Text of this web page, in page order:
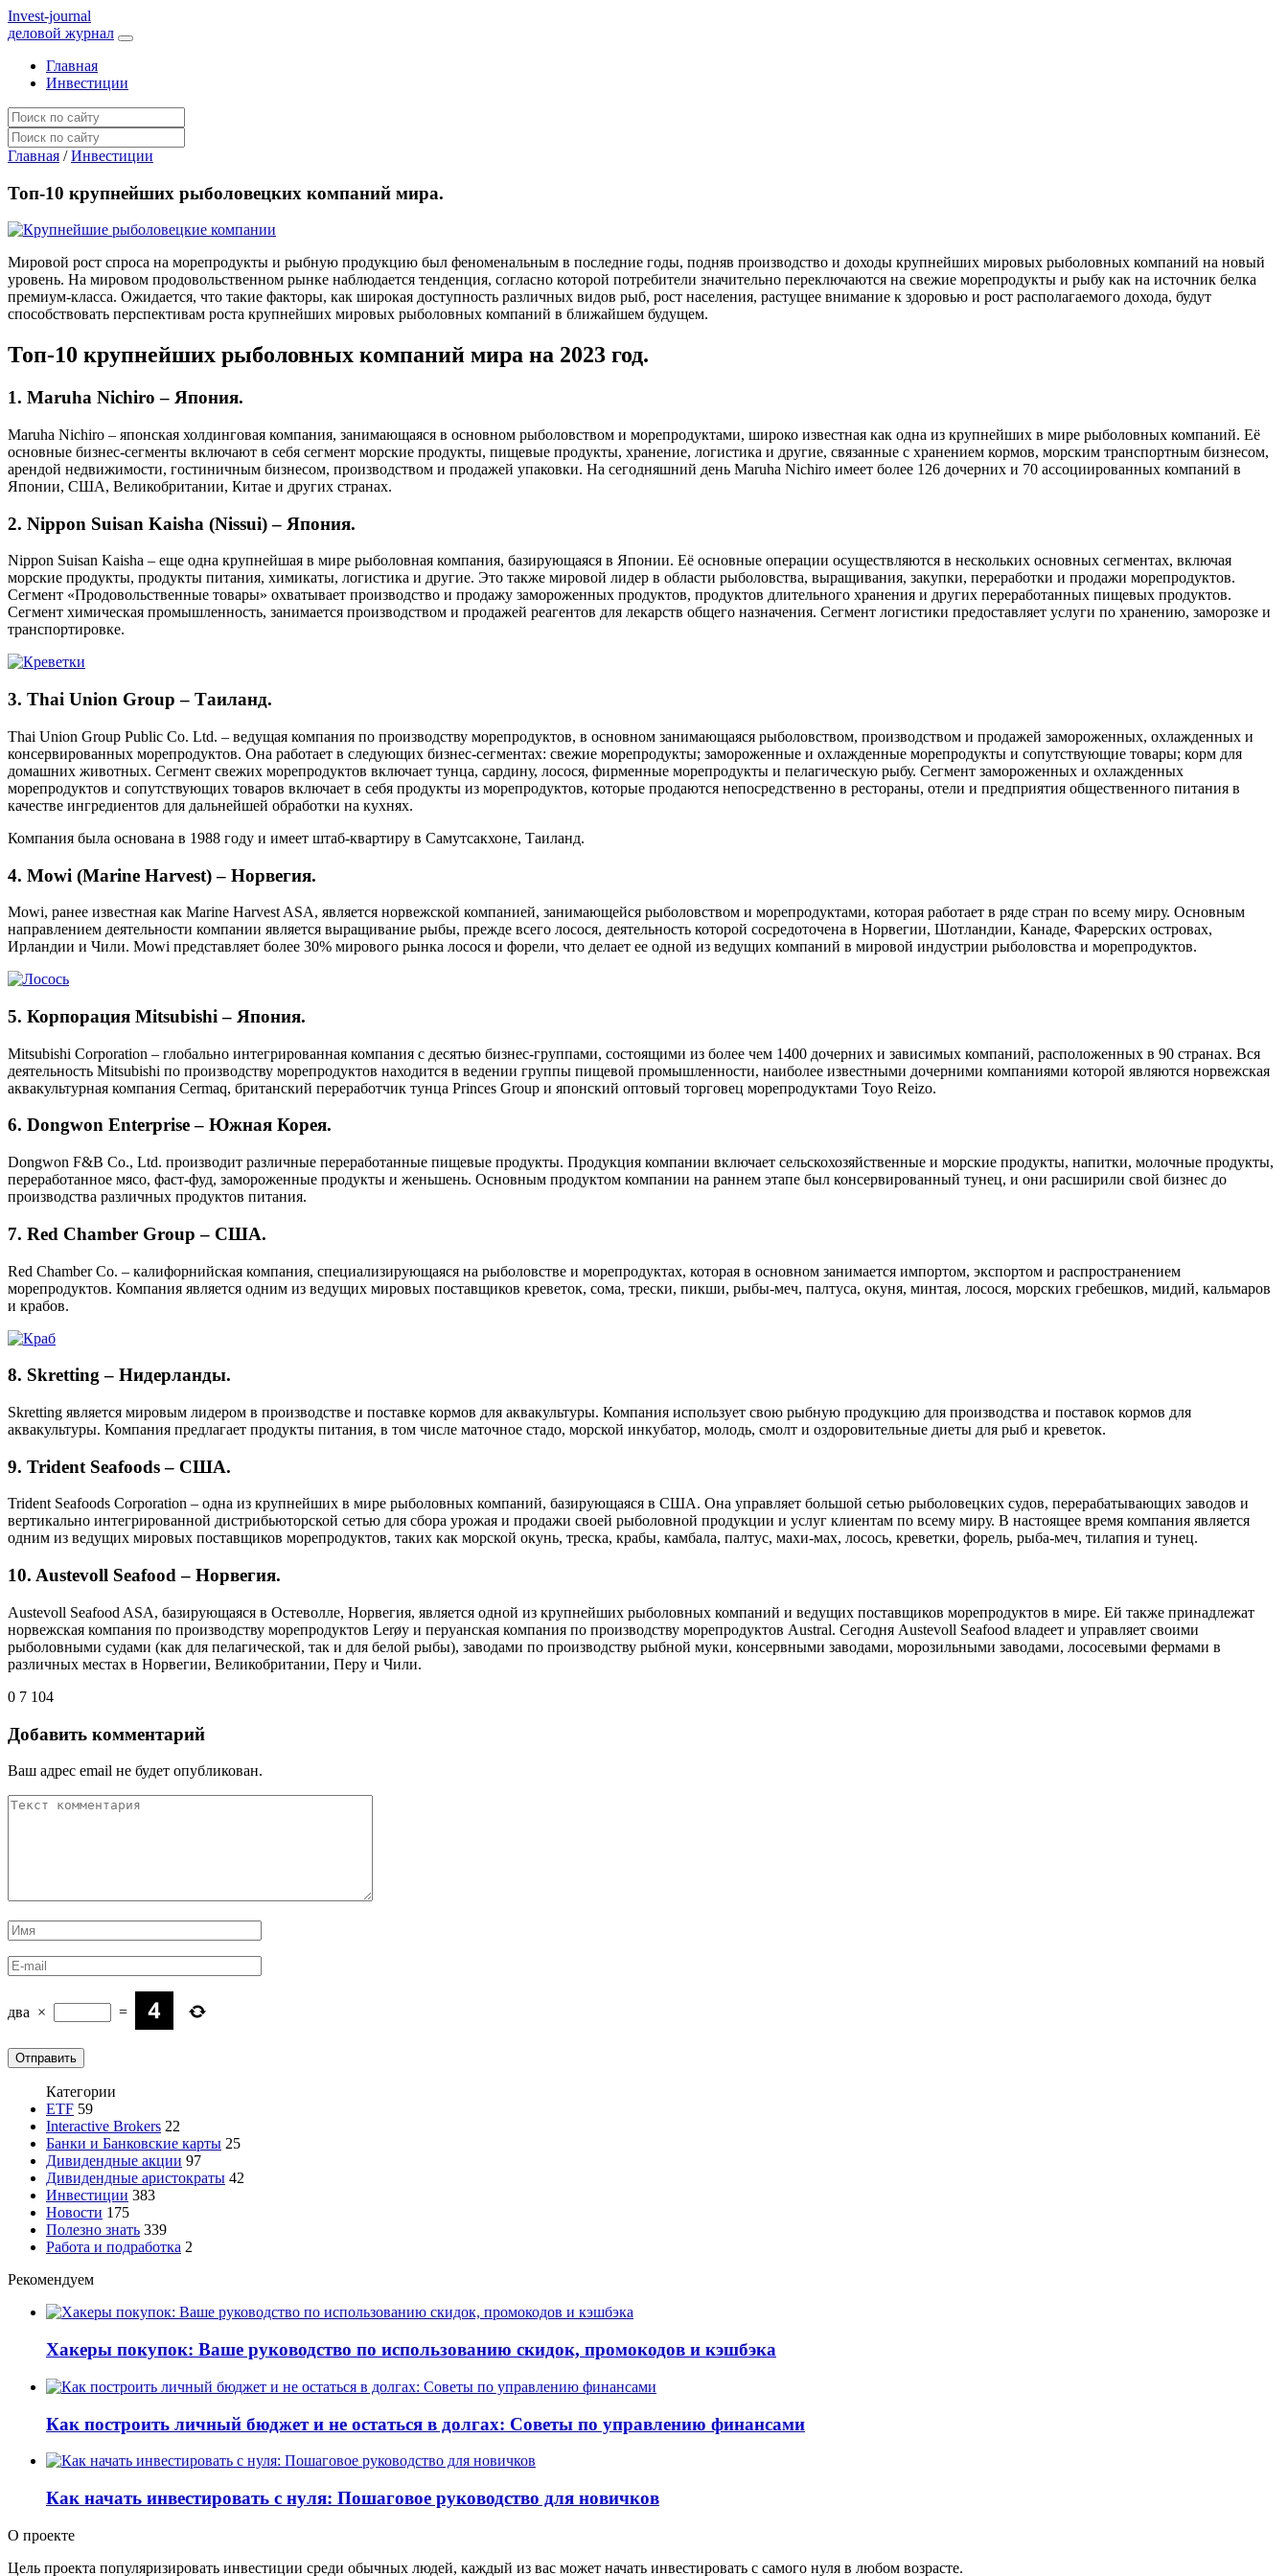
Invest-journal
деловой журнал
Главная
Инвестиции
Главная / Инвестиции
Топ-10 крупнейших рыболовецких компаний мира.
Мировой рост спроса на морепродукты и рыбную продукцию был феноменальным в последние годы, подняв производство и доходы крупнейших мировых рыболовных компаний на новый
уровень. На мировом продовольственном рынке наблюдается тенденция, согласно которой потребители значительно переключаются на свежие морепродукты и рыбу как на источник белка
премиум-класса. Ожидается, что такие факторы, как широкая доступность различных видов рыб, рост населения, растущее внимание к здоровью и рост располагаемого дохода, будут
способствовать перспективам роста крупнейших мировых рыболовных компаний в ближайшем будущем.
Топ-10 крупнейших рыболовных компаний мира на 2023 год.
1. Maruha Nichiro – Япония.
Maruha Nichiro – японская холдинговая компания, занимающаяся в основном рыболовством и морепродуктами, широко известная как одна из крупнейших в мире рыболовных компаний. Её
основные бизнес-сегменты включают в себя сегмент морские продукты, пищевые продукты, хранение, логистика и другие, связанные с хранением кормов, морским транспортным бизнесом,
арендой недвижимости, гостиничным бизнесом, производством и продажей упаковки. На сегодняшний день Maruha Nichiro имеет более 126 дочерних и 70 ассоциированных компаний в
Японии, США, Великобритании, Китае и других странах.
2. Nippon Suisan Kaisha (Nissui) – Япония.
Nippon Suisan Kaisha – еще одна крупнейшая в мире рыболовная компания, базирующаяся в Японии. Её основные операции осуществляются в нескольких основных сегментах, включая
морские продукты, продукты питания, химикаты, логистика и другие. Это также мировой лидер в области рыболовства, выращивания, закупки, переработки и продажи морепродуктов.
Сегмент «Продовольственные товары» охватывает производство и продажу замороженных продуктов, продуктов длительного хранения и других переработанных пищевых продуктов.
Сегмент химическая промышленность, занимается производством и продажей реагентов для лекарств общего назначения. Сегмент логистики предоставляет услуги по хранению, заморозке и
транспортировке.
3. Thai Union Group – Таиланд.
Thai Union Group Public Co. Ltd. – ведущая компания по производству морепродуктов, в основном занимающаяся рыболовством, производством и продажей замороженных, охлажденных и
консервированных морепродуктов. Она работает в следующих бизнес-сегментах: свежие морепродукты; замороженные и охлажденные морепродукты и сопутствующие товары; корм для
домашних животных. Сегмент свежих морепродуктов включает тунца, сардину, лосося, фирменные морепродукты и пелагическую рыбу. Сегмент замороженных и охлажденных
морепродуктов и сопутствующих товаров включает в себя продукты из морепродуктов, которые продаются непосредственно в рестораны, отели и предприятия общественного питания в
качестве ингредиентов для дальнейшей обработки на кухнях.
Компания была основана в 1988 году и имеет штаб-квартиру в Самутсакхоне, Таиланд.
4. Mowi (Marine Harvest) – Норвегия.
Mowi, ранее известная как Marine Harvest ASA, является норвежской компанией, занимающейся рыболовством и морепродуктами, которая работает в ряде стран по всему миру. Основным
направлением деятельности компании является выращивание рыбы, прежде всего лосося, деятельность которой сосредоточена в Норвегии, Шотландии, Канаде, Фарерских островах,
Ирландии и Чили. Mowi представляет более 30% мирового рынка лосося и форели, что делает ее одной из ведущих компаний в мировой индустрии рыболовства и морепродуктов.
5. Корпорация Mitsubishi – Япония.
Mitsubishi Corporation – глобально интегрированная компания с десятью бизнес-группами, состоящими из более чем 1400 дочерних и зависимых компаний, расположенных в 90 странах. Вся
деятельность Mitsubishi по производству морепродуктов находится в ведении группы пищевой промышленности, наиболее известными дочерними компаниями которой являются норвежская
аквакультурная компания Cermaq, британский переработчик тунца Princes Group и японский оптовый торговец морепродуктами Toyo Reizo.
6. Dongwon Enterprise – Южная Корея.
Dongwon F&B Co., Ltd. производит различные переработанные пищевые продукты. Продукция компании включает сельскохозяйственные и морские продукты, напитки, молочные продукты,
переработанное мясо, фаст-фуд, замороженные продукты и женьшень. Основным продуктом компании на раннем этапе был консервированный тунец, и они расширили свой бизнес до
производства различных продуктов питания.
7. Red Chamber Group – США.
Red Chamber Co. – калифорнийская компания, специализирующаяся на рыболовстве и морепродуктах, которая в основном занимается импортом, экспортом и распространением
морепродуктов. Компания является одним из ведущих мировых поставщиков креветок, сома, трески, пикши, рыбы-меч, палтуса, окуня, минтая, лосося, морских гребешков, мидий, кальмаров
и крабов.
8. Skretting – Нидерланды.
Skretting является мировым лидером в производстве и поставке кормов для аквакультуры. Компания использует свою рыбную продукцию для производства и поставок кормов для
аквакультуры. Компания предлагает продукты питания, в том числе маточное стадо, морской инкубатор, молодь, смолт и оздоровительные диеты для рыб и креветок.
9. Trident Seafoods – США.
Trident Seafoods Corporation – одна из крупнейших в мире рыболовных компаний, базирующаяся в США. Она управляет большой сетью рыболовецких судов, перерабатывающих заводов и
вертикально интегрированной дистрибьюторской сетью для сбора урожая и продажи своей рыболовной продукции и услуг клиентам по всему миру. В настоящее время компания является
одним из ведущих мировых поставщиков морепродуктов, таких как морской окунь, треска, крабы, камбала, палтус, махи-мах, лосось, креветки, форель, рыба-меч, тилапия и тунец.
10. Austevoll Seafood – Норвегия.
Austevoll Seafood ASA, базирующаяся в Остеволле, Норвегия, является одной из крупнейших рыболовных компаний и ведущих поставщиков морепродуктов в мире. Ей также принадлежат
норвежская компания по производству морепродуктов Lerøy и перуанская компания по производству морепродуктов Austral. Сегодня Austevoll Seafood владеет и управляет своими
рыболовными судами (как для пелагической, так и для белой рыбы), заводами по производству рыбной муки, консервными заводами, морозильными заводами, лососевыми фермами в
различных местах в Норвегии, Великобритании, Перу и Чили.
0 7 104
Добавить комментарий
Ваш адрес email не будет опубликован.
два × =
Категории
ETF 59
Interactive Brokers 22
Банки и Банковские карты 25
Дивидендные акции 97
Дивидендные аристократы 42
Инвестиции 383
Новости 175
Полезно знать 339
Работа и подработка 2
Рекомендуем
Хакеры покупок: Ваше руководство по использованию скидок, промокодов и кэшбэка
Как построить личный бюджет и не остаться в долгах: Советы по управлению финансами
Как начать инвестировать с нуля: Пошаговое руководство для новичков
О проекте
Цель проекта популяризировать инвестиции среди обычных людей, каждый из вас может начать инвестировать с самого нуля в любом возрасте.